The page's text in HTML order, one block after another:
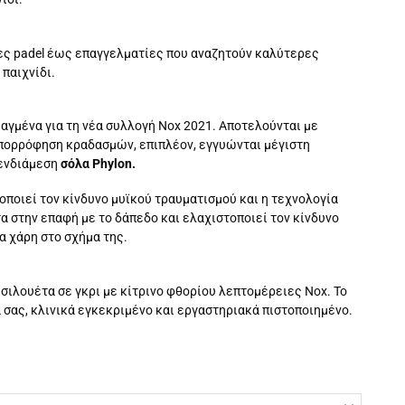
padel έως επαγγελματίες που αναζητούν καλύτερες
για τη νέα συλλογή Nox 2021. Αποτελούνται με
κραδασμών, επιπλέον, εγγυώνται μέγιστη
σόλα Phylon.
τον κίνδυνο μυϊκού τραυματισμού και η τεχνολογία
στην επαφή με το δάπεδο και ελαχιστοποιεί τον κίνδυνο
χάρη στο σχήμα της.
σε γκρι με κίτρινο φθορίου λεπτομέρειες Nox. Το
κλινικά εγκεκριμένο και εργαστηριακά πιστοποιημένο.